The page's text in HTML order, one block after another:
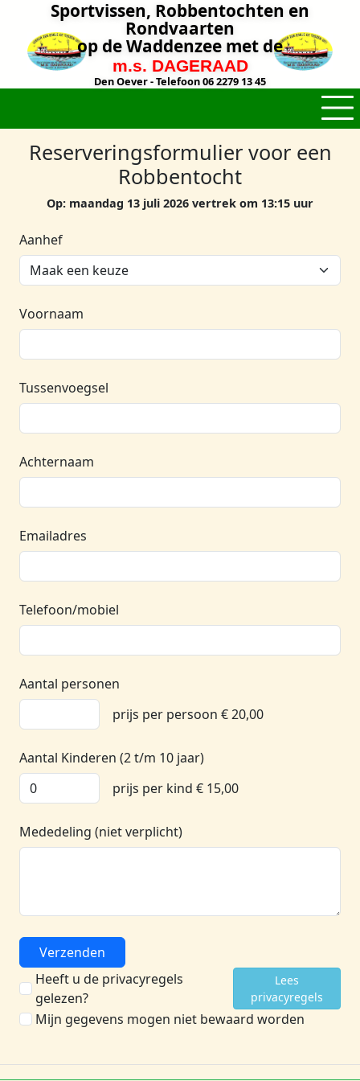
Sportvissen, Robbentochten en
Rondvaarten
op de Waddenzee met de
m.s. DAGERAAD
Den Oever - Telefoon 06 2279 13 45
Reserveringsformulier voor een
Robbentocht
Op: maandag 13 juli 2026 vertrek om 13:15 uur
Aanhef
Voornaam
Tussenvoegsel
Achternaam
Emailadres
Telefoon/mobiel
Aantal personen
prijs per persoon € 20,00
Aantal Kinderen (2 t/m 10 jaar)
prijs per kind € 15,00
Mededeling (niet verplicht)
Verzenden
Heeft u de privacyregels
gelezen?
Lees
privacyregels
Mijn gegevens mogen niet bewaard worden